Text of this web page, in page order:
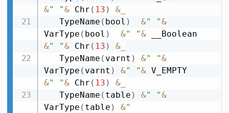
&" "& Chr ( 13 ) &_
   TypeName
( bool ) &" "&
VarType ( bool ) &" "&
&" "& Chr ( 13 ) &_
   TypeName
( varnt ) &" "&
VarType ( varnt ) &" "&
&" "& Chr ( 13 ) &_
   TypeName
( table ) &" "&
VarType ( table ) &"